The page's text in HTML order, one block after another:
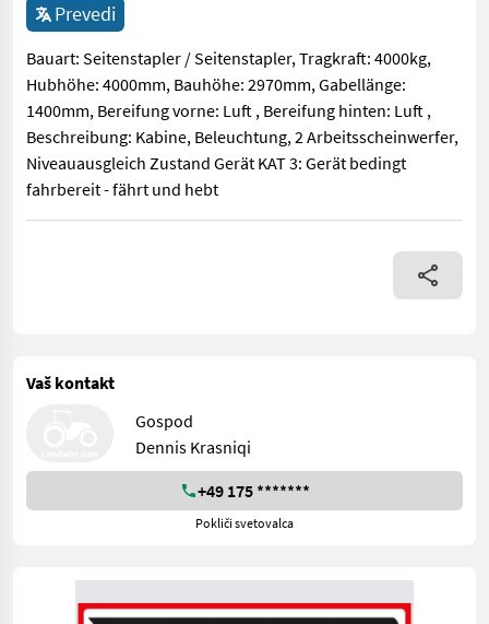
Prevedi
Bauart: Seitenstapler / Seitenstapler, Tragkraft: 4000kg,
Hubhöhe: 4000mm, Bauhöhe: 2970mm, Gabellänge:
1400mm, Bereifung vorne: Luft , Bereifung hinten: Luft ,
Beschreibung: Kabine, Beleuchtung, 2 Arbeitsscheinwerfer,
Niveauausgleich Zustand Gerät KAT 3: Gerät bedingt
fahrbereit - fährt und hebt
Bauart: Seitenstapler / Seitenstapler, Tragkraft: 4000kg,
Vaš kontakt
Gospod
Dennis Krasniqi
+49 175 *******
Pokliči svetovalca